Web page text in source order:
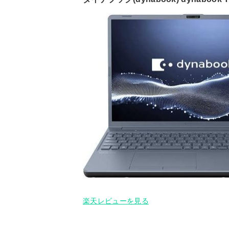
楽天レビューを見る